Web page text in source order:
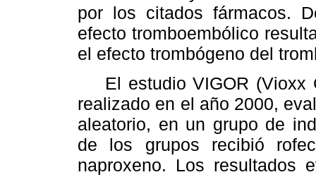
por los citados fármacos.
efecto tromboembólico
el efecto trombógeno del
El estudio VIGOR (Vioxx
realizado en el año 2000,
aleatorio, en un grupo de
de los grupos recibió
naproxeno. Los resultados